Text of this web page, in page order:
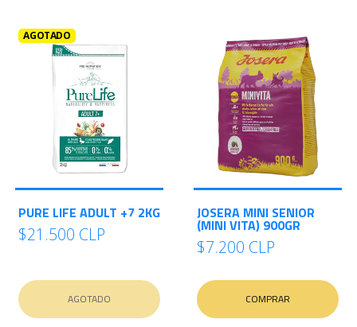
AGOTADO
PURE LIFE ADULT +7 2KG
$21.500 CLP
AGOTADO
JOSERA MINI SENIOR
(MINI VITA) 900GR
$7.200 CLP
COMPRAR